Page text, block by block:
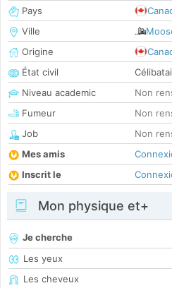
Pays
Ville
Origine
État civil
Niveau academic
Non
Fumeur
Non
Job
Non
Mes amis
Inscrit le
Mon physique et+
Je cherche
Les yeux
Les cheveux